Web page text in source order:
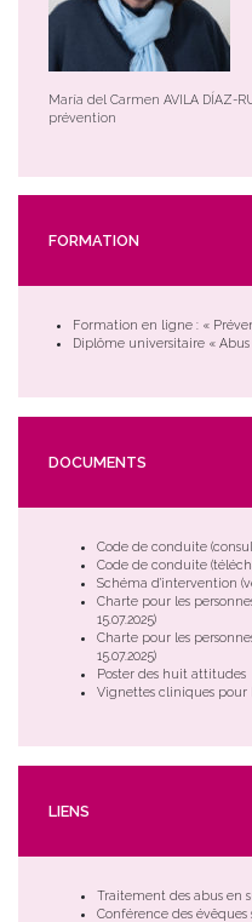
María del Carmen AVILA DÍAZ-
prévention
FORMATION
Formation en ligne : «
Diplôme universitaire «
DOCUMENTS
Code de conduite
Code de conduite
Schéma d’intervention
Charte pour les
15.07.2025)
Charte pour les
15.07.2025)
Poster des huit attitudes
Vignettes cliniques
LIENS
Traitement des abus en
Conférence des évêques